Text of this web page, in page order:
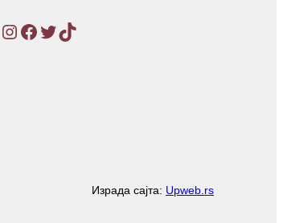
Instagram Facebook Twitter TikTok
Израда сајта: Upweb.rs